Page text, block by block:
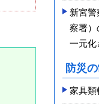
新宮
察署）
一元化
防災
家具類